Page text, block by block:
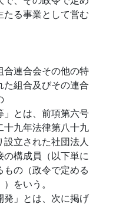
たる事業として営む
連合会その他の特
た組合及びその連合
」とは、前項第六号
十九年法律第八十九
立された社団法人
構成員（以下単に
もの（政令で定める
をいう。
発」とは、次に掲げ